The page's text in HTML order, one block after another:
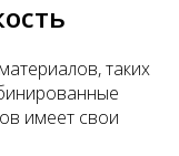
таких
имеет свои